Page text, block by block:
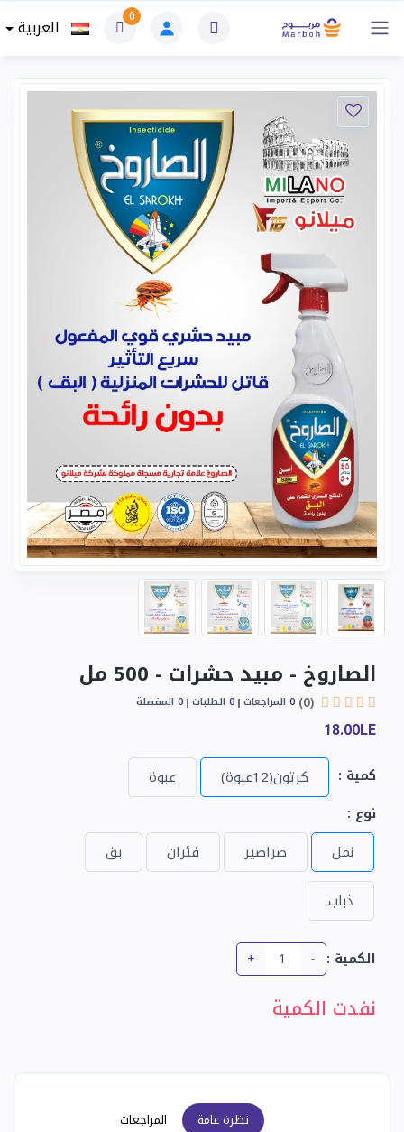
0 العربية
الصاروخ - مبيد حشرات - 500 مل
(0)
0 المراجعات 0 الطلبات 0 المفضلة
18.00LE
كمية : كرتون(12عبوة) عبوة
نوع :
نمل صراصير فئران
بق
ذباب
الكمية : -
+
نفدت الكمية
نظرة عامة المراجعات